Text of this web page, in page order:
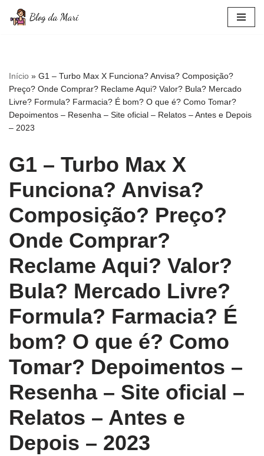
conteúdo
Início » G1 – Turbo Max X Funciona? Anvisa? Composição?
Preço? Onde Comprar? Reclame Aqui? Valor? Bula? Mercado
Livre? Formula? Farmacia? É bom? O que é? Como Tomar?
Depoimentos – Resenha – Site oficial – Relatos – Antes e Depois
– 2023
G1 – Turbo Max X
Funciona? Anvisa?
Composição? Preço?
Onde Comprar?
Reclame Aqui? Valor?
Bula? Mercado Livre?
Formula? Farmacia? É
bom? O que é? Como
Tomar? Depoimentos –
Resenha – Site oficial –
Relatos – Antes e
Depois – 2023